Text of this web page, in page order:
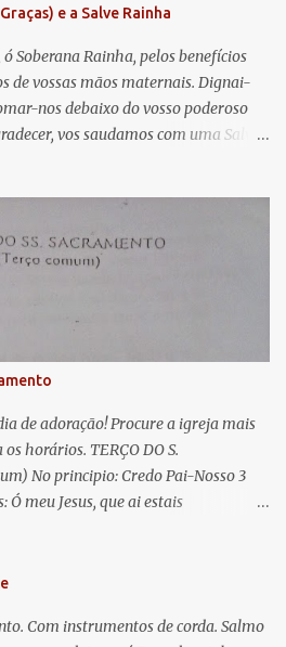
e a Salve Rainha
Soberana Rainha, pelos benefícios
de vossas mãos maternais. Dignai-
nos debaixo do vosso poderoso
vos saudamos com uma Salve
nossa, estes vossos olhos
e depois deste desterro, mostrai-nos
ventre, ó clemente, ó piedosa, ó
Rogai por nós Santa Mãe de Deus.
promessas de Cristo. Amém.
de adoração! Procure a igreja mais
horários. TERÇO DO S.
No principio: Credo Pai-Nosso 3
meu Jesus, que ai estais
Sacramento de Amor!
Vosso perdão e a Vossa
Com instrumentos de corda. Salmo